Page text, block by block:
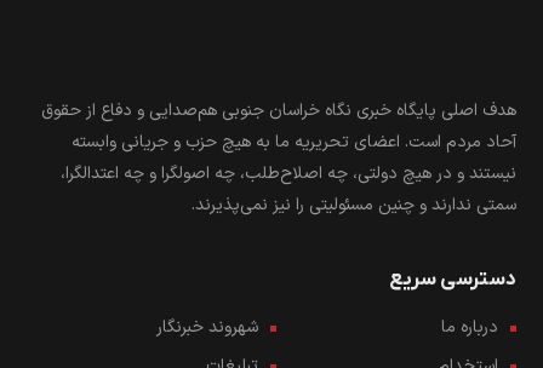
آحاد مردم است. اعضای تحریریه ما به هیچ حزب و جریانی وابسته
نیستند و در هیچ دولتی، چه اصلاح‌طلب، چه اصولگرا و چه اعتدالگرا،
سمتی ندارند و چنین مسئولیتی را نیز نمی‌پذیرند.
درباره ما
استخدام
تبلیغات